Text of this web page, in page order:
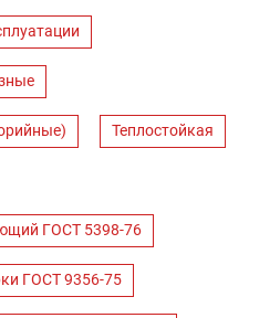
Теплостойкая
ГОСТ 5398-76
ГОСТ 9356-75